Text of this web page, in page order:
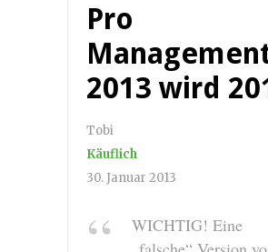
Pro
2013 wird
Tobi
Käuflich
30. Januar 2013
WICHTIG! Eine